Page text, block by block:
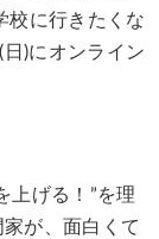
校に行きたくな
)にオンライン
上げる！”を理
が、面白くて